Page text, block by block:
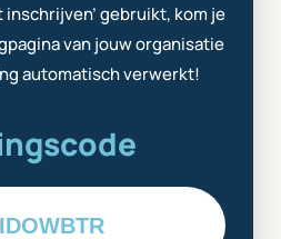
inschrijven’ gebruikt, kom je
van jouw organisatie
automatisch verwerkt!